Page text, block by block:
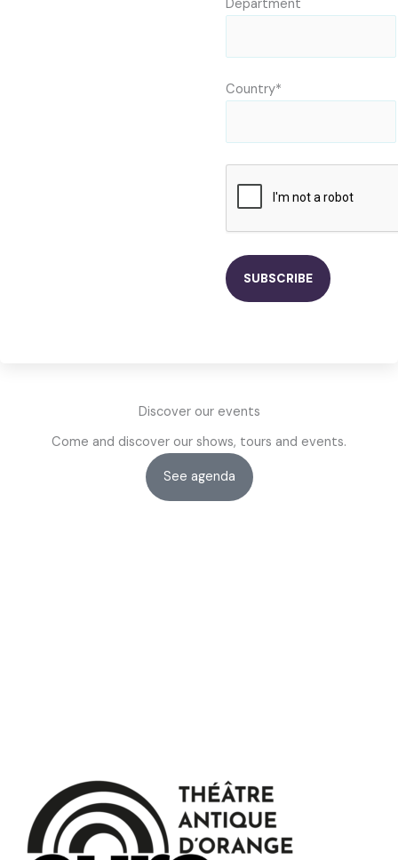
Department
Country*
Discover our events
Come and discover our shows, tours and events.
See agenda